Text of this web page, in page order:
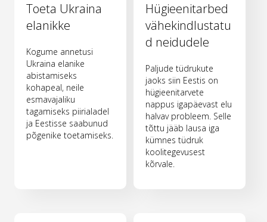
Toeta Ukraina
elanikke
Kogume annetusi
Ukraina elanike
abistamiseks
kohapeal, neile
esmavajaliku
tagamiseks piirialadel
ja Eestisse saabunud
põgenike toetamiseks.
Hügieenitarbed
vähekindlustatu
d neidudele
Paljude tüdrukute
jaoks siin Eestis on
hügieenitarvete
nappus igapäevast elu
halvav probleem. Selle
tõttu jääb lausa iga
kümnes tüdruk
koolitegevusest
kõrvale.